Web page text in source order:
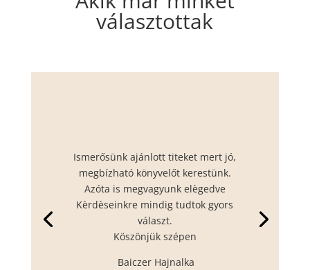
választottak
Ismerősünk ajánlott titeket mert jó,
megbízható könyvelőt kerestünk.
Azóta is megvagyunk elègedve
Kèrdèseinkre mindig tudtok gyors
választ.
Köszönjük szépen
Baiczer Hajnalka